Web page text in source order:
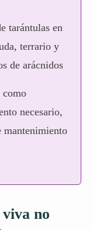
tarántulas en
terrario y
de arácnidos
como
necesario,
mantenimiento
no